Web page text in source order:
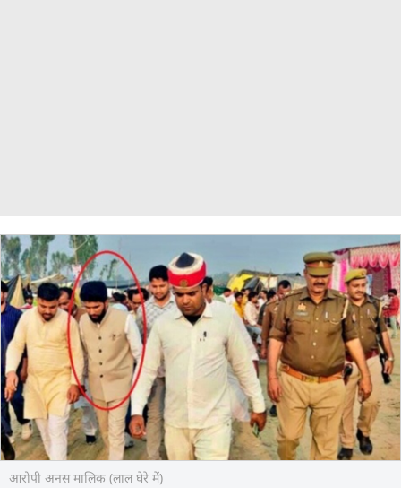
आरोपी अनस मालिक (लाल घेरे में)